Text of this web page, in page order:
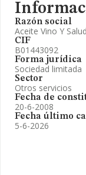
Razón social
Aceite Vino Y
CIF
B01443092
Forma jurídica
Sociedad limitada
Sector
Otros servicios
Fecha de
20-6-2008
Fecha último
5-6-2026